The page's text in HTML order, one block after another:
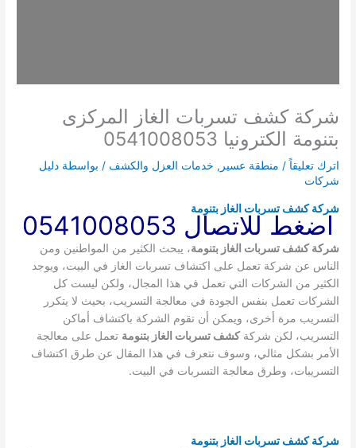
شركة كشف تسربات الغاز المركزى
بتنومة الكترونيا 0541008053
اترك تعليقاً / منطقة عسير , خدمات العزل والكشف / بواسطة دليل
شركات
شركة كشف تسربات الغاز بتنومة
اضغط للاتصال 0541008053
شركة كشف تسربات الغاز بتنومة، يبحث الكثير من المواطنين ومن
الناس عن شركة تعمل على اكتشاف تسربات الغاز في البيت، ويوجد
الكثير من الشركات التي تعمل في هذا المجال، ولكن ليست كل
الشركات تعمل بنفس الجودة في معالجة التسريب، بحيث لا يتكرر
التسريب مرة أخرى، ويمكن أن تقوم الشركة باكتشاف أماكن
التسريب، لكن شركةكشف تسربات الغاز بتنومة تعمل على معالجة
الأمر بشكل مثالي، وسوف نتعرف في هذا المقال عن طرق اكتشاف
التسريبات، وطرق معالجة التسربات في البيت.
شركة كشف تسربات الغاز بتنومة